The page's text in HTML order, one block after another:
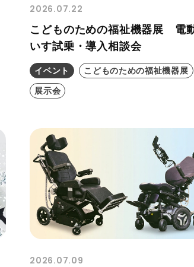
2026.07.22
こどものための福祉機器展 電
いす試乗・導入相談会
イベント こどものための福祉機器展
展示会
2026.07.09